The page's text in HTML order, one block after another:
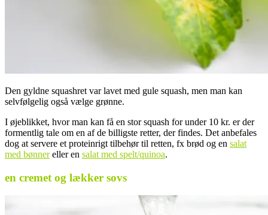
Den gyldne squashret var lavet med gule squash, men man kan
selvfølgelig også vælge grønne.
I øjeblikket, hvor man kan få en stor squash for under 10 kr. er der
formentlig tale om en af de billigste retter, der findes. Det anbefales
dog at servere et proteinrigt tilbehør til retten, fx brød og en salat
med bønnereller en salat med spelt/quinoa.
en cremet og lækker sovs